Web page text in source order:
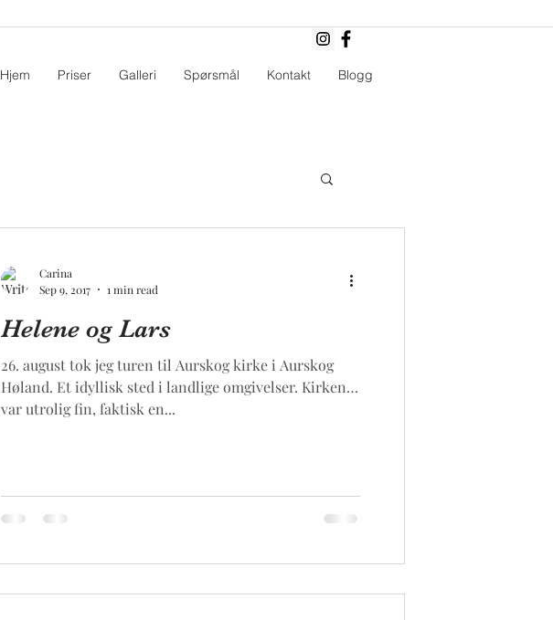
Hjem Priser Galleri Spørsmål Kontakt Blogg
Carina
Sep 9, 2017
1 min read
Helene og Lars
26. august tok jeg turen til Aurskog kirke i Aurskog
Høland. Et idyllisk sted i landlige omgivelser. Kirken
var utrolig fin, faktisk en...